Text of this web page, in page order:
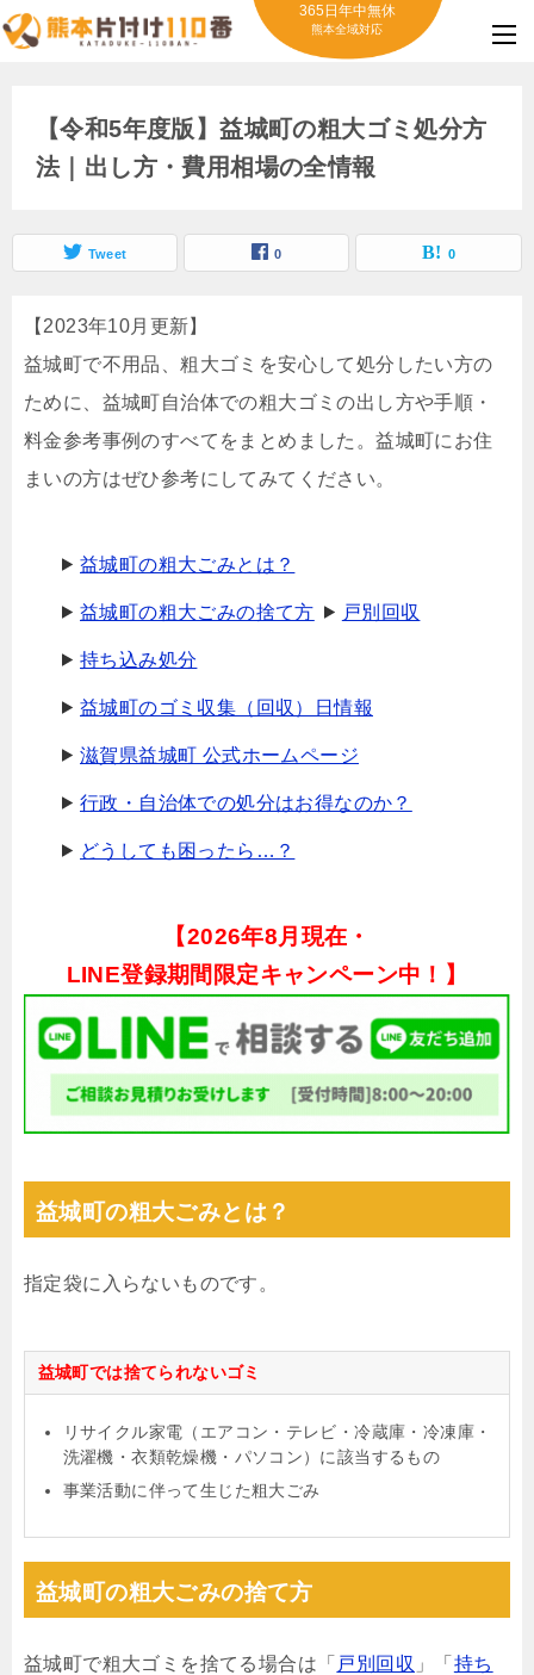
365日年中無休
熊本全域対応
【令和5年度版】益城町の粗大ゴミ処分方
法｜出し方・費用相場の全情報
Tweet 0 0
【2023年10月更新】
益城町で不用品、粗大ゴミを安心して処分したい方の
ために、益城町自治体での粗大ゴミの出し方や手順・
料金参考事例のすべてをまとめました。益城町にお住
まいの方はぜひ参考にしてみてください。
益城町の粗大ごみとは？
益城町の粗大ごみの捨て方 戸別回収
持ち込み処分
益城町のゴミ収集（回収）日情報
滋賀県益城町 公式ホームページ
行政・自治体での処分はお得なのか？
どうしても困ったら…？
【2026年8月現在・
LINE登録期間限定キャンペーン中！】
益城町の粗大ごみとは？
指定袋に入らないものです。
益城町では捨てられないゴミ
リサイクル家電（エアコン・テレビ・冷蔵庫・冷凍庫・
洗濯機・衣類乾燥機・パソコン）に該当するもの
事業活動に伴って生じた粗大ごみ
益城町の粗大ごみの捨て方
益城町で粗大ゴミを捨てる場合は「 戸別回収 」「 持ち